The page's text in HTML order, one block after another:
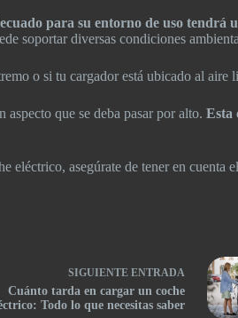
para su entorno de uso
soportar diversas condiciones
o si tu cargador está ubicado al
que se deba pasar por alto. Esta
eléctrico, asegúrate de tener en cuenta
SIGUIENTE ENTRADA
Cuánto tarda en cargar un coche
Todo lo que necesitas saber